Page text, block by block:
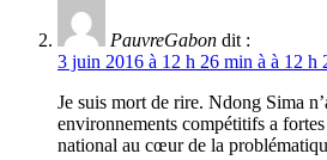
PauvreGabon dit :
3 juin 2016 à 12 h 26 min à à 12 h
Je suis mort de rire. Ndong Sima
environnements compétitifs a
national au cœur de la